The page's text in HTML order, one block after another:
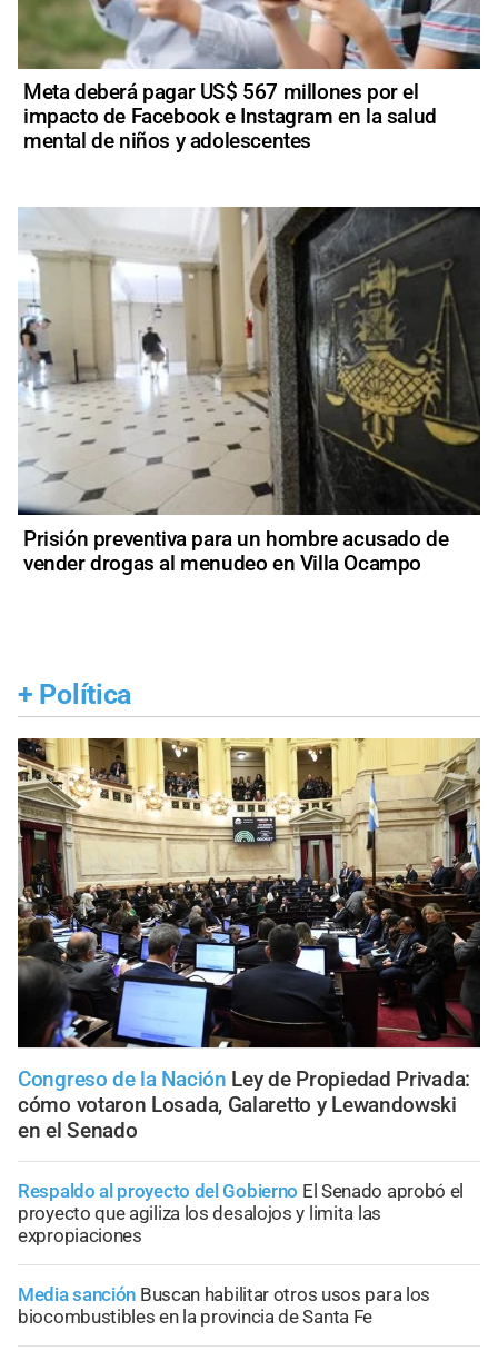
Meta deberá pagar US$ 567 millones por el
impacto de Facebook e Instagram en la salud
mental de niños y adolescentes
Prisión preventiva para un hombre acusado de
vender drogas al menudeo en Villa Ocampo
+ Política
Congreso de la Nación Ley de Propiedad Privada:
cómo votaron Losada, Galaretto y Lewandowski
en el Senado
Respaldo al proyecto del Gobierno El Senado aprobó el
proyecto que agiliza los desalojos y limita las
expropiaciones
Media sanción Buscan habilitar otros usos para los
biocombustibles en la provincia de Santa Fe